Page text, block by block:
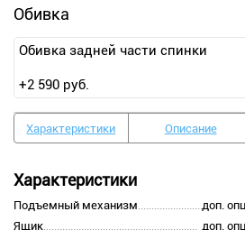
Обивка
Обивка задней части спинки
+2 590 руб.
Характеристики Описание
Характеристики
Подъемный механизм
доп.
Ящик
доп.